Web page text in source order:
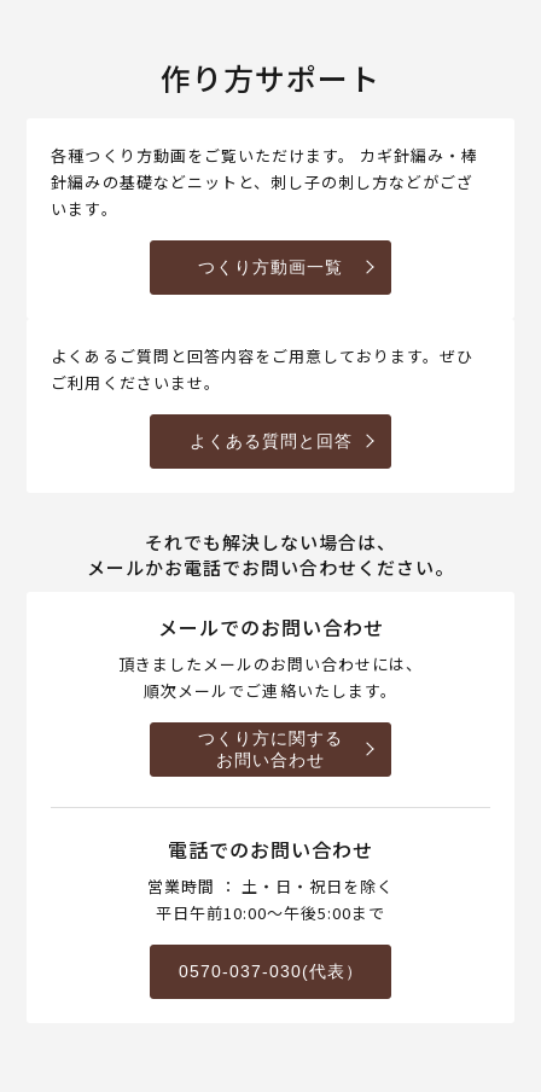
作り方サポート
各種つくり方動画をご覧いただけます。 カギ針編み・棒
針編みの基礎などニットと、刺し子の刺し方などがござ
います。
つくり方動画一覧
よくあるご質問と回答内容をご用意しております。ぜひ
ご利用くださいませ。
よくある質問と回答
それでも解決しない場合は、
メールかお電話でお問い合わせください。
メールでのお問い合わせ
頂きましたメールのお問い合わせには、
順次メールでご連絡いたします。
つくり方に関する
お問い合わせ
電話でのお問い合わせ
営業時間 ： 土・日・祝日を除く
平日午前10:00～午後5:00まで
0570-037-030(代表）